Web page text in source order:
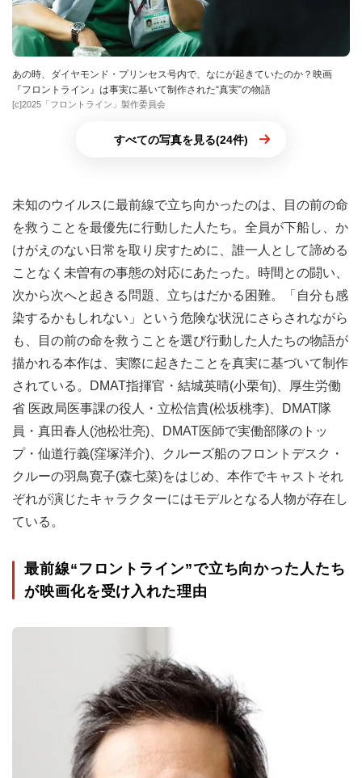
あの時、ダイヤモンド・プリンセス号内で、なにが起きていたのか？映画
『フロントライン』は事実に基いて制作された“真実”の物語
[c]2025「フロントライン」製作委員会
すべての写真を見る(24件)
未知のウイルスに最前線で立ち向かったのは、目の前の命
を救うことを最優先に行動した人たち。全員が下船し、か
けがえのない日常を取り戻すために、誰一人として諦める
ことなく未曽有の事態の対応にあたった。時間との闘い、
次から次へと起きる問題、立ちはだかる困難。「自分も感
染するかもしれない」という危険な状況にさらされながら
も、目の前の命を救うことを選び行動した人たちの物語が
描かれる本作は、実際に起きたことを真実に基づいて制作
されている。DMAT指揮官・結城英晴(小栗旬)、厚生労働
省 医政局医事課の役人・立松信貴(松坂桃李)、DMAT隊
員・真田春人(池松壮亮)、DMAT医師で実働部隊のトッ
プ・仙道行義(窪塚洋介)、クルーズ船のフロントデスク・
クルーの羽鳥寛子(森七菜)をはじめ、本作でキャストそれ
ぞれが演じたキャラクターにはモデルとなる人物が存在し
ている。
最前線“フロントライン”で立ち向かった人たち
が映画化を受け入れた理由